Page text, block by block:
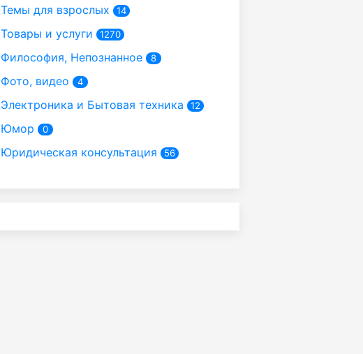
Темы для взрослых 14
Товары и услуги 1270
Философия, Непознанное 8
Фото, видео 4
Электроника и Бытовая техника 12
Юмор 0
Юридическая консультация 56